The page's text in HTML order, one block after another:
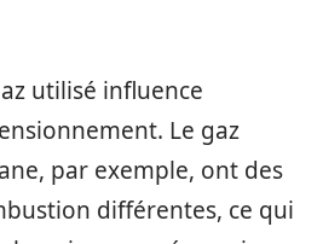
utilisé influence
Le gaz
par exemple, ont des
différentes, ce qui